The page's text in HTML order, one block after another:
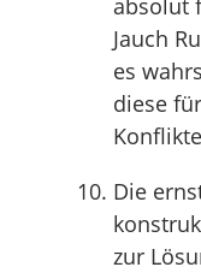
absolut
Jauch
es
diese
Die
zur